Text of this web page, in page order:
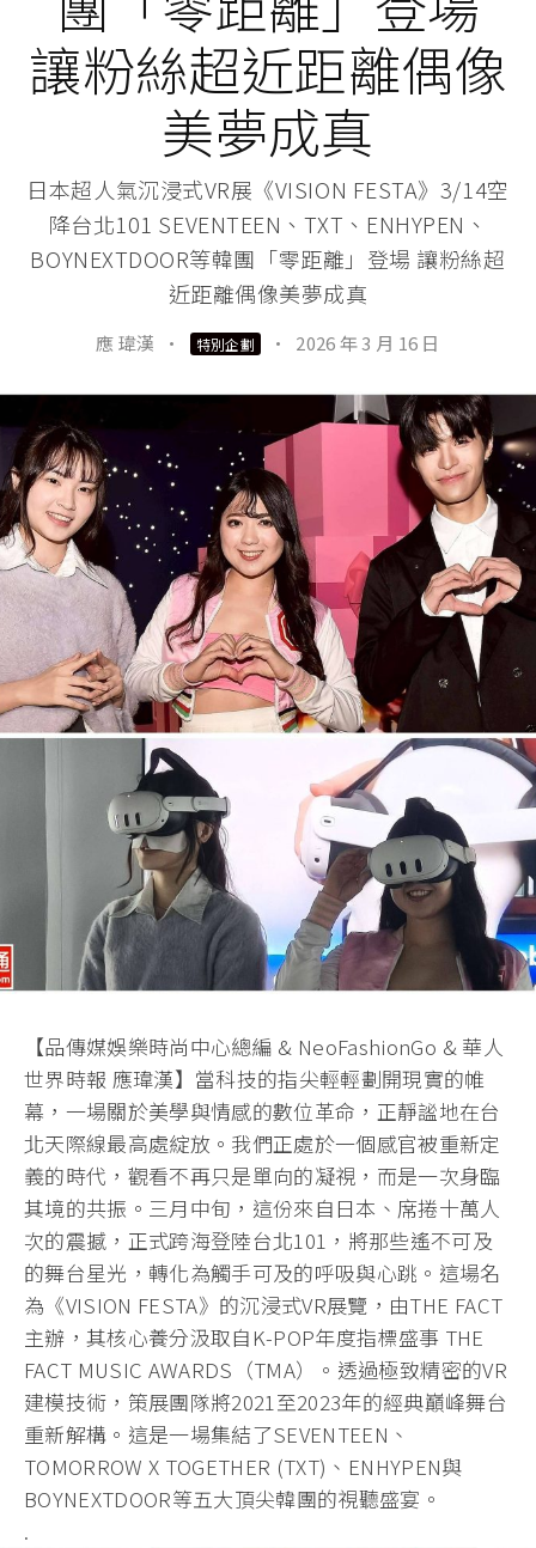
讓粉絲超近距離偶像
美夢成真
日本超人氣沉浸式VR展《VISION FESTA》3/14空
降台北101 SEVENTEEN、TXT、ENHYPEN、
BOYNEXTDOOR等韓團「零距離」登場 讓粉絲超
近距離偶像美夢成真
應 瑋漢 · 特別企劃 · 2026 年 3 月 16 日
【品傳媒娛樂時尚中心總編 & NeoFashionGo & 華人
世界時報 應瑋漢】當科技的指尖輕輕劃開現實的帷
幕，一場關於美學與情感的數位革命，正靜謐地在台
北天際線最高處綻放。我們正處於一個感官被重新定
義的時代，觀看不再只是單向的凝視，而是一次身臨
其境的共振。三月中旬，這份來自日本、席捲十萬人
次的震撼，正式跨海登陸台北101，將那些遙不可及
的舞台星光，轉化為觸手可及的呼吸與心跳。這場名
為《VISION FESTA》的沉浸式VR展覽，由THE FACT
主辦，其核心養分汲取自K-POP年度指標盛事 THE
FACT MUSIC AWARDS（TMA）。透過極致精密的VR
建模技術，策展團隊將2021至2023年的經典巔峰舞台
重新解構。這是一場集結了SEVENTEEN、
TOMORROW X TOGETHER (TXT)、ENHYPEN與
BOYNEXTDOOR等五大頂尖韓團的視聽盛宴。
.